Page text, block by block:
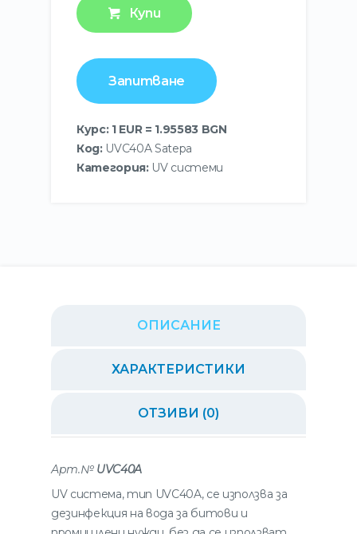
Купи
Запитване
Курс: 1 EUR = 1.95583 BGN
Код: UVC40A Satepa
Категория: UV системи
ОПИСАНИЕ
ХАРАКТЕРИСТИКИ
ОТЗИВИ (0)
Арт.№ UVC40A
UV система, тип UVC40A, се използва за
дезинфекция на вода за битови и